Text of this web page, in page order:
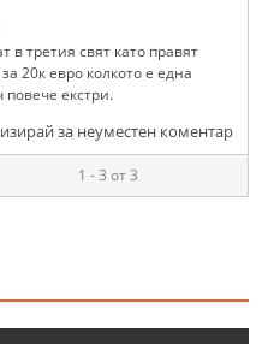
третия свят като правят
20к евро колкото е една
повече екстри.
за неуместен коментар
1 - 3 от 3